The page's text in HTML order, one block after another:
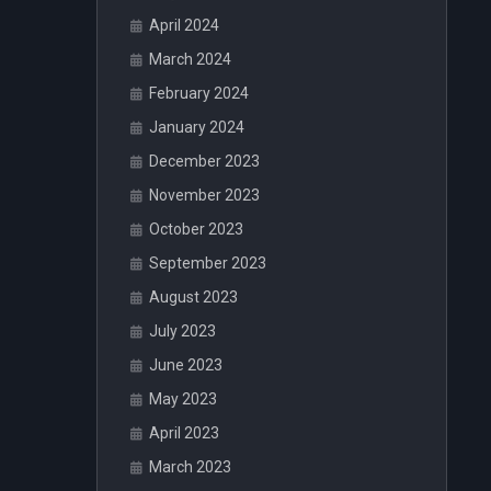
April 2024
March 2024
February 2024
January 2024
December 2023
November 2023
October 2023
September 2023
August 2023
July 2023
June 2023
May 2023
April 2023
March 2023